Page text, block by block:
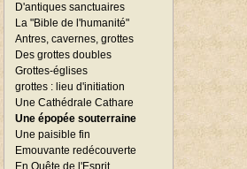
D'antiques sanctuaires
La "Bible de l'humanité"
Antres, cavernes, grottes
Des grottes doubles
Grottes-églises
grottes : lieu d'initiation
Une Cathédrale Cathare
Une épopée souterraine
Une paisible fin
Emouvante redécouverte
En Quête de l'Esprit